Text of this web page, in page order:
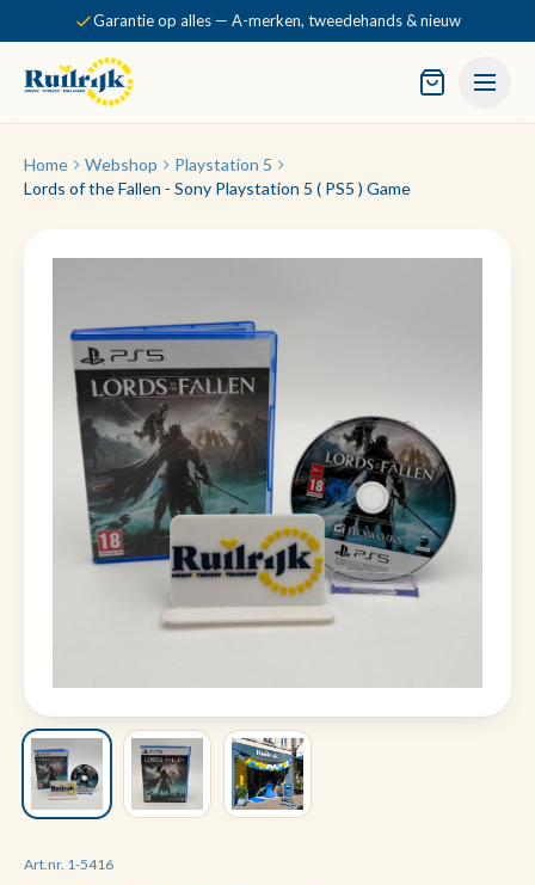
Garantie op alles — A-merken, tweedehands & nieuw
Home Webshop
Playstation 5
Lords of the Fallen - Sony Playstation 5 ( PS5 ) Game
Art.nr. 1-5416